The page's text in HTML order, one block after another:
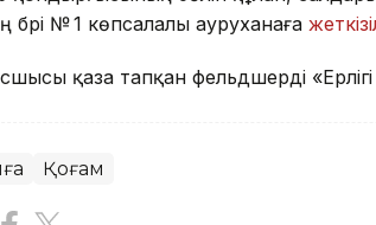
бәрі № 1 көпсалалы ауруханаға
қаза тапқан фельдшерді
Қоғам